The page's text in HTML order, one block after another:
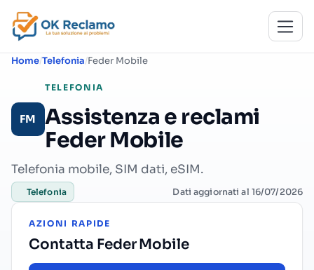
Home Telefonia Feder Mobile
FM
TELEFONIA
Assistenza e reclami
Feder Mobile
Telefonia mobile, SIM dati, eSIM.
Telefonia Dati aggiornati al 16/07/2026
AZIONI RAPIDE
Contatta Feder Mobile